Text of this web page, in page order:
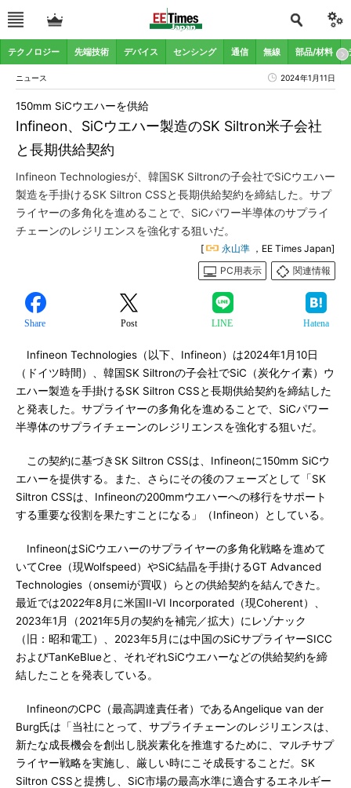
テクノロジー 先端技術 デバイス センシング 通信 無線 部品/材料
ニュース 2024年1月11日
Infineon、SiCウエハー製造のSK Siltron米子会社
と長期供給契約
150mm SiCウエハーを供給
Infineon Technologiesが、韓国SK Siltronの子会社でSiCウエハー
製造を手掛けるSK Siltron CSSと長期供給契約を締結した。サプ
ライヤーの多角化を進めることで、SiCパワー半導体のサプライ
チェーンのレジリエンスを強化する狙いだ。
[ 永山準 ，EE Times Japan]
PC用表示
関連情報
Share Post LINE Hatena
Infineon Technologies（以下、Infineon）は2024年1月10日
（ドイツ時間）、韓国SK Siltronの子会社でSiC（炭化ケイ素）ウ
エハー製造を手掛けるSK Siltron CSSと長期供給契約を締結した
と発表した。サプライヤーの多角化を進めることで、SiCパワー
半導体のサプライチェーンのレジリエンスを強化する狙いだ。
この契約に基づきSK Siltron CSSは、Infineonに150mm SiCウ
エハーを提供する。また、さらにその後のフェーズとして「SK
Siltron CSSは、Infineonの200mmウエハーへの移行をサポート
する重要な役割を果たすことになる」（Infineon）としている。
InfineonはSiCウエハーのサプライヤーの多角化戦略を進めて
いてCree（現Wolfspeed）やSiC結晶を手掛けるGT Advanced
Technologies（onsemiが買収）らとの供給契約を結んできた。
最近では2022年8月に米国II-VI Incorporated（現Coherent）、
2023年1月（2021年5月の契約を補完／拡大）にレゾナック
（旧：昭和電工）、2023年5月には中国のSiCサプライヤーSICC
およびTanKeBlueと、それぞれSiCウエハーなどの供給契約を締
結したことを発表している。
InfineonのCPC（最高調達責任者）であるAngelique van der
Burg氏は「当社にとって、サプライチェーンのレジリエンスは、
新たな成長機会を創出し脱炭素化を推進するために、マルチサプ
ライヤー戦略を実施し、厳しい時にこそ成長することだ。SK
Siltron CSSと提携し、SiC市場の最高水準に適合するエネルギー